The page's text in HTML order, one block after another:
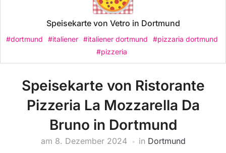
Speisekarte von Vetro in Dortmund
#dortmund #italiener #italiener dortmund
#pizzaria dortmund
#pizzeria
Speisekarte von Ristorante
Pizzeria La Mozzarella Da
Bruno in Dortmund
am 8. Dezember 2024 in Dortmund